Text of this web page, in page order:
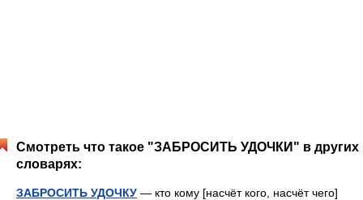
Смотреть что такое "ЗАБРОСИТЬ УДОЧКИ" в других
словарях:
ЗАБРОСИТЬ УДОЧКУ — кто кому [насчёт кого, насчёт чего]